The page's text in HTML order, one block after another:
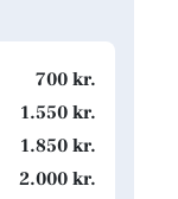
700 kr.
1.550 kr.
1.850 kr.
2.000 kr.